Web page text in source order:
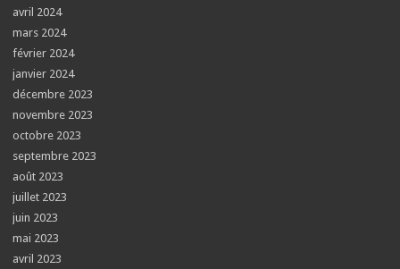
avril 2024
mars 2024
février 2024
janvier 2024
décembre 2023
novembre 2023
octobre 2023
septembre 2023
août 2023
juillet 2023
juin 2023
mai 2023
avril 2023